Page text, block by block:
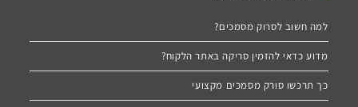
למה חשוב לסרוק מסמכים?
מדוע כדאי להזמין סריקה באתר הלקוח?
כך תרכשו סורק מסמכים מקצועי